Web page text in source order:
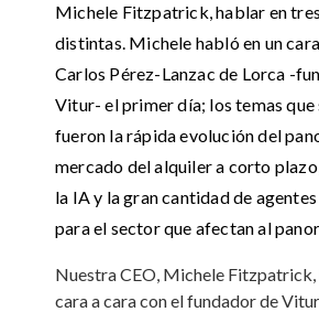
Michele Fitzpatrick, hablar en
distintas. Michele habló en un
Carlos Pérez-Lanzac de Lorca -
Vitur- el primer día; los temas
fueron la rápida evolución del
mercado del alquiler a corto
la IA y la gran cantidad de
para el sector que afectan al
Nuestra CEO, Michele Fitzpatrick,
cara a cara con el fundador de Vitur